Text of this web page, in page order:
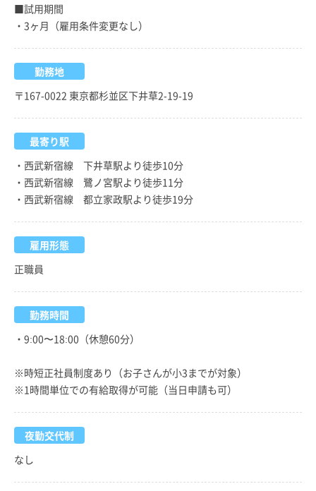
■試用期間
・3ヶ月（雇用条件変更なし）
勤務地
〒167-0022 東京都杉並区下井草2-19-19
最寄り駅
・西武新宿線 下井草駅より徒歩10分
・西武新宿線 鷺ノ宮駅より徒歩11分
・西武新宿線 都立家政駅より徒歩19分
雇用形態
正職員
勤務時間
・9:00〜18:00（休憩60分）
※時短正社員制度あり（お子さんが小3までが対象）
※1時間単位での有給取得が可能（当日申請も可）
夜勤交代制
なし